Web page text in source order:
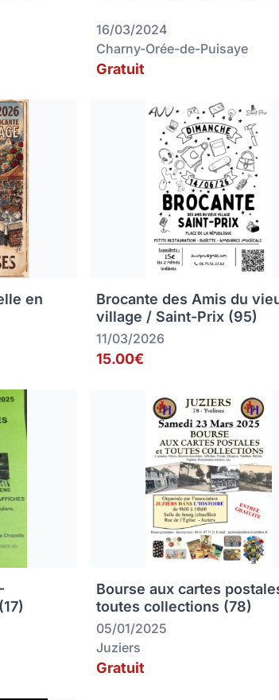
16/03/2024
Charny-Orée-de-Puisaye
Gratuit
en
Brocante des Amis du
village / Saint-Prix (95)
11/03/2026
15.00€
Bourse aux cartes
toutes collections (78)
05/01/2025
Juziers
Gratuit